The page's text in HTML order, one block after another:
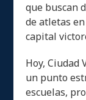
que buscan
de atletas
capital
Hoy, Ciudad
un punto
escuelas,